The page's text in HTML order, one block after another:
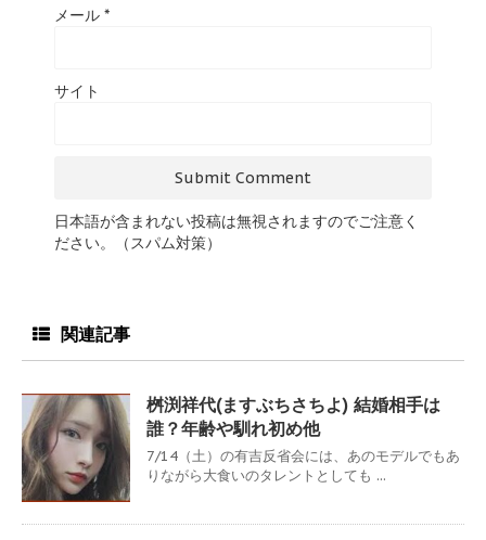
メール *
サイト
日本語が含まれない投稿は無視されますのでご注意く
ださい。（スパム対策）
関連記事
桝渕祥代(ますぶちさちよ) 結婚相手は
誰？年齢や馴れ初め他
7/14（土）の有吉反省会には、あのモデルでもあ
りながら大食いのタレントとしても ...